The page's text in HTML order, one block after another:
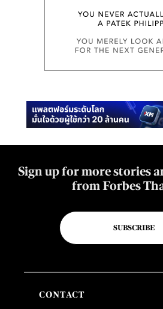
Sign up for more stories
from Forbes
SUBSCRIBE
CONTACT